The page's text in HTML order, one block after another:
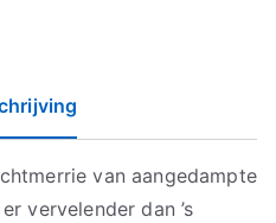
van aangedampte
vervelender dan ’s